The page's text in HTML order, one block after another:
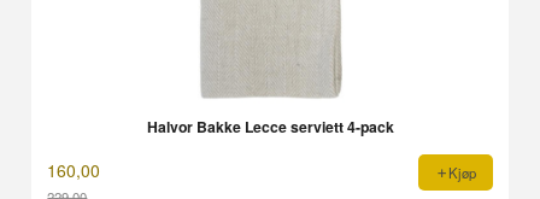
Halvor Bakke Lecce serviett 4-pack
160,00 Kjøp